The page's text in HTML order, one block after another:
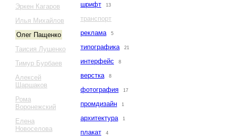
Эркен Кагаров
Илья Михайлов
Олег Пащенко
Таисия Лушенко
Тимур Бурбаев
Алексей
Шаршаков
Рома
Воронежский
Елена
Новоселова
шрифт 13
транспорт
реклама
5
типографика 21
интерфейс 8
верстка 8
фотография 17
промдизайн 1
архитектура 1
плакат 4